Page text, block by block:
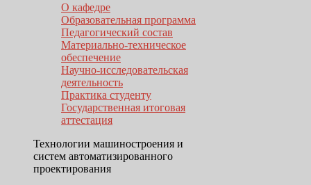
О кафедре
Образовательная программа
Педагогический состав
Материально-техническое
обеспечение
Научно-исследовательская
деятельность
Практика студенту
Государственная итоговая
аттестация
Технологии машиностроения и
систем автоматизированного
проектирования